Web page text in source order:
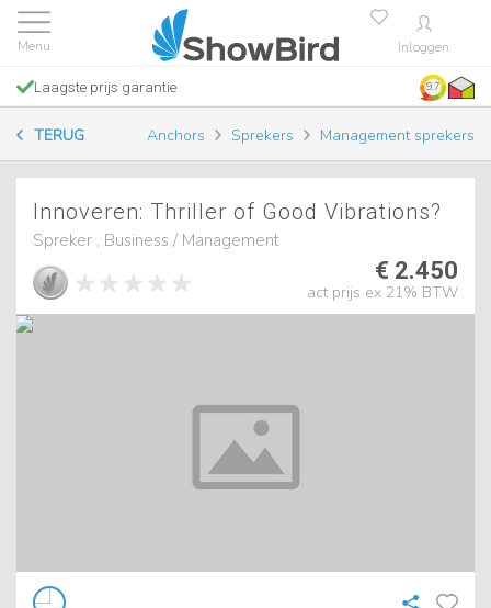
Inloggen
Laagste prijs garantie 9.7
TERUG Anchors Sprekers Management sprekers
Innoveren: Thriller of Good Vibrations?
Spreker , Business / Management
€ 2.450
act prijs ex 21% BTW